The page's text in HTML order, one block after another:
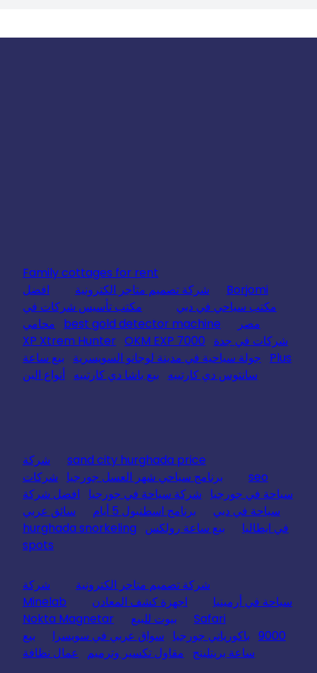
Family cottages for rent
Borjomi
شركة تصميم متاجر الكترونية
افضل
مكتب سياحي في دبي
مكتب تأسيس شركات في
مصر
best gold detector machine
محامي
شركات في جدة
XP Xtrem Hunter OKM EXP 7000
Plus
جولة سياحية في مدينة لوجانو السويسرية
بيع ساعة
سانتوس دي كارتييه
بيع باشا دي كارتييه أنواع البن
sand city hurghada price
شركة
seo
برنامج سياحي شهر العسل جورجيا
شركات
سياحة في جورجيا
شركة سياحة في جورجيا
افضل شركة
سياحة في دبي
برنامج اسطنبول 5 أيام
سائق عربي
في ايطاليا
بيع ساعة رولكس
hurghada snorkeling
spots
شركة تصميم متاجر الكترونية
شركة
سياحة في أرمينيا
اجهزة كشف المعادن
Minelab
Safari
بيوت للبيع
Nokta Magnetar
9000 باكورياني جورجيا سواق عربي في سويسرا
بيع
ساعة بريتلينج
مقاول تكسير وترميم عمال نظافة